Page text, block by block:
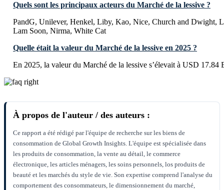
Quels sont les principaux acteurs du Marché de la lessive ?
PandG, Unilever, Henkel, Liby, Kao, Nice, Church and Dwight,
Lam Soon, Nirma, White Cat
Quelle était la valeur du Marché de la lessive en 2025 ?
En 2025, la valeur du Marché de la lessive s’élevait à USD 17.84
À propos de l'auteur / des auteurs :
Ce rapport a été rédigé par l'équipe de recherche sur les biens de
consommation de Global Growth Insights. L'équipe est spécialisée dans
les produits de consommation, la vente au détail, le commerce
électronique, les articles ménagers, les soins personnels, los produits de
beauté et les marchés du style de vie. Son expertise comprend l'analyse du
comportement des consommateurs, le dimensionnement du marché,